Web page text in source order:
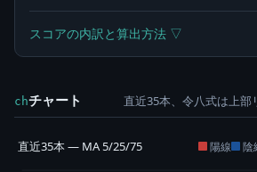
スコアの内訳と算出方法 ▽
chチャート 直近35本、令八式は上部
直近35本 — MA 5/25/75 陽線 陰